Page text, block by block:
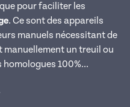
pour faciliter les
. Ce sont des appareils
manuels nécessitant de
un treuil ou
100%...
la suite